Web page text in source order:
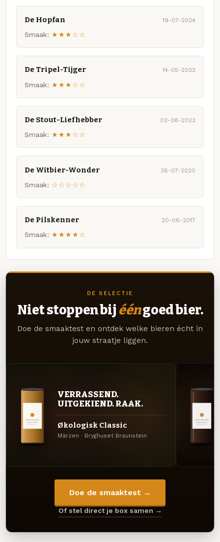
De Hopfan 19-07-2024
Smaak: ★★★☆☆
De Tripel-Tijger 14-05-2023
Smaak: ★★★☆☆
De Stout-Liefhebber 02-08-2022
Smaak: ★★★☆☆
De Witbier-Wonder 26-07-2020
Smaak: ☆☆☆☆☆
De Pilskenner 20-08-2017
Smaak: ★★★★☆
DE SELECTIE
Niet stoppen bij ééngoed bier.
Doe de smaaktest en ontdek welke bieren écht in
jouw straatje liggen.
VERRASSEND.
UITGEKIEND. RAAK.
Økologisk Classic
Märzen · Bryghuset Braunstein
Doe de smaaktest →
Of stel direct je box samen →